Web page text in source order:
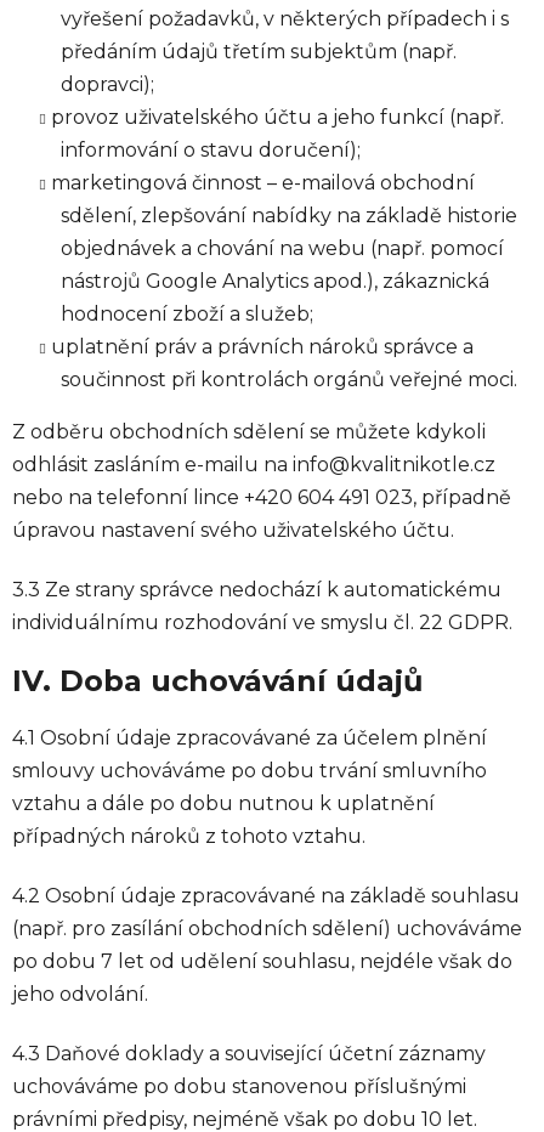
vyřešení požadavků, v některých případech i s
předáním údajů třetím subjektům (např.
dopravci);
provoz uživatelského účtu a jeho funkcí (např.
informování o stavu doručení);
marketingová činnost – e-mailová obchodní
sdělení, zlepšování nabídky na základě historie
objednávek a chování na webu (např. pomocí
nástrojů Google Analytics apod.), zákaznická
hodnocení zboží a služeb;
uplatnění práv a právních nároků správce a
součinnost při kontrolách orgánů veřejné moci.
Z odběru obchodních sdělení se můžete kdykoli
odhlásit zasláním e-mailu na info@kvalitnikotle.cz
nebo na telefonní lince +420 604 491 023, případně
úpravou nastavení svého uživatelského účtu.
3.3 Ze strany správce nedochází k automatickému
individuálnímu rozhodování ve smyslu čl. 22 GDPR.
IV. Doba uchovávání údajů
4.1 Osobní údaje zpracovávané za účelem plnění
smlouvy uchováváme po dobu trvání smluvního
vztahu a dále po dobu nutnou k uplatnění
případných nároků z tohoto vztahu.
4.2 Osobní údaje zpracovávané na základě souhlasu
(např. pro zasílání obchodních sdělení) uchováváme
po dobu 7 let od udělení souhlasu, nejdéle však do
jeho odvolání.
4.3 Daňové doklady a související účetní záznamy
uchováváme po dobu stanovenou příslušnými
právními předpisy, nejméně však po dobu 10 let.